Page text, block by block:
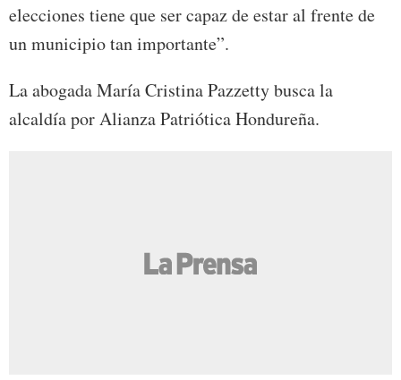
elecciones tiene que ser capaz de estar al frente de
un municipio tan importante”.
La abogada María Cristina Pazzetty busca la
alcaldía por Alianza Patriótica Hondureña.